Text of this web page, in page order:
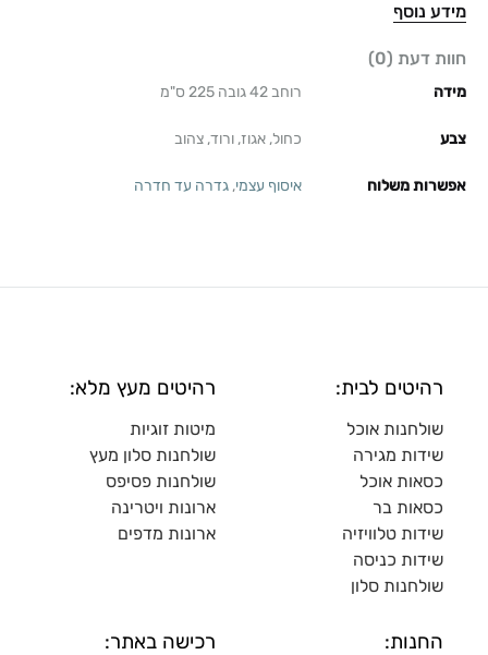
מידע נוסף
חוות דעת (0)
מידה רוחב 42 גובה 225 ס"מ
צבע כחול, אגוז, ורוד, צהוב
אפשרות משלוח איסוף עצמי, גדרה עד חדרה
רהיטים לבית:
שולחנות אוכל
שידות מגירה
כסאות אוכל
כסאות בר
שידות טלוויזיה
שידות כניסה
שולחנות סלון
רהיטים מעץ מלא:
מיטות זוגיות
שולחנות סלון מעץ
שולחנות פסיפס
ארונות ויטרינה
ארונות מדפים
החנות: רכישה באתר: